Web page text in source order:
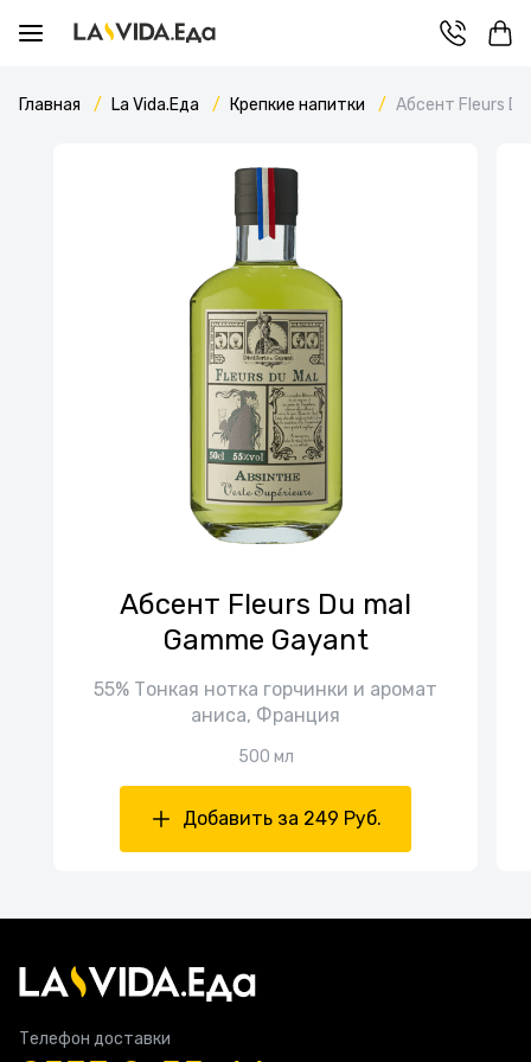
Главная La Vida.Еда Крепкие напитки Абсент Fleurs
Абсент Fleurs Du mal
Gamme Gayant
55% Тонкая нотка горчинки и аромат
аниса, Франция
500 мл
Добавить за 249 Руб.
Телефон доставки